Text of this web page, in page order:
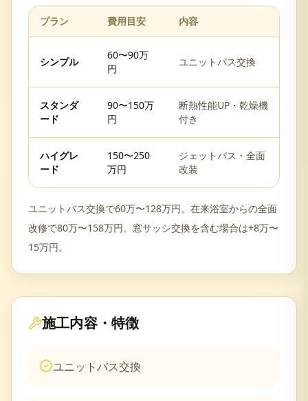
プラン 費用目安 内容
シンプル
60〜90万
円
ユニットバス交換
スタンダ
ード
90〜150万
円
断熱性能UP・乾燥機
付き
ハイグレ
ード
150〜250
万円
ジェットバス・全面
改装
ユニットバス交換で60万〜128万円。在来浴室からの全面
改修で80万〜158万円。窓サッシ交換を含む場合は+8万〜
15万円。
施工内容・特徴
ユニットバス交換